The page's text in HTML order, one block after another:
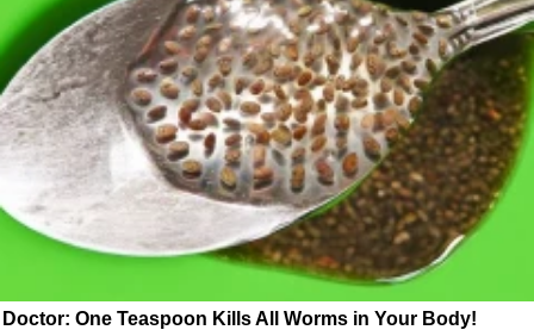
Doctor: One Teaspoon Kills All Worms in Your Body!